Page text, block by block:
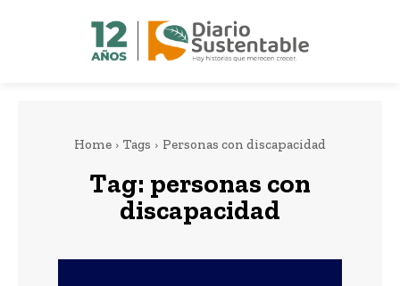
Home Tags Personas con discapacidad
Tag: personas con
discapacidad